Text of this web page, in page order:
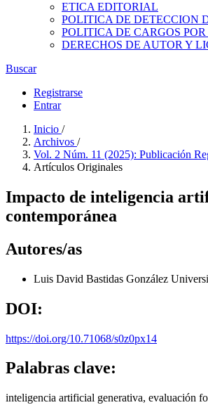
ETICA EDITORIAL
POLITICA DE DETECCION
POLITICA DE CARGOS
DERECHOS DE AUTOR Y
Buscar
Registrarse
Entrar
Inicio /
Archivos /
Vol. 2 Núm. 11 (2025): Publicación
Artículos Originales
Impacto de inteligencia
contemporánea
Autores/as
Luis David Bastidas González
DOI:
https://doi.org/10.71068/s0z0px14
Palabras clave:
inteligencia artificial generativa, evaluación